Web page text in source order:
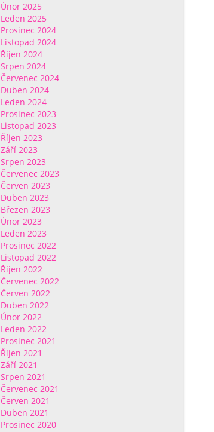
Únor 2025
Leden 2025
Prosinec 2024
Listopad 2024
Říjen 2024
Srpen 2024
Červenec 2024
Duben 2024
Leden 2024
Prosinec 2023
Listopad 2023
Říjen 2023
Září 2023
Srpen 2023
Červenec 2023
Červen 2023
Duben 2023
Březen 2023
Únor 2023
Leden 2023
Prosinec 2022
Listopad 2022
Říjen 2022
Červenec 2022
Červen 2022
Duben 2022
Únor 2022
Leden 2022
Prosinec 2021
Říjen 2021
Září 2021
Srpen 2021
Červenec 2021
Červen 2021
Duben 2021
Prosinec 2020